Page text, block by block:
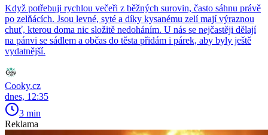
Když potřebuji rychlou večeři z běžných surovin, často sáhnu právě
po zelňácích. Jsou levné, syté a díky kysanému zelí mají výraznou
chuť, kterou doma nic složitě nedoháním. U nás se nejčastěji dělají
na pánvi se sádlem a občas do těsta přidám i párek, aby byly ještě
vydatnější.
Cooky.cz
dnes, 12:35
3 min
Reklama